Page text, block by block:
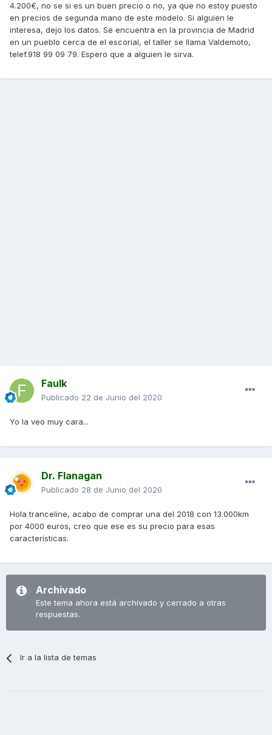
4.200€, no se si es un buen precio o no, ya que no estoy puesto
en precios de segunda mano de este modelo. Si alguien le
interesa, dejo los datos. Se encuentra en la provincia de Madrid
en un pueblo cerca de el escorial, el taller se llama Valdemoto,
telef.918 99 09 79. Espero que a alguien le sirva.
Faulk
Publicado 22 de Junio del 2020
Yo la veo muy cara...
Dr. Flanagan
Publicado 28 de Junio del 2020
Hola tranceline, acabo de comprar una del 2018 con 13.000km
por 4000 euros, creo que ese es su precio para esas
características.
Archivado
Este tema ahora está archivado y cerrado a otras
respuestas.
Ir a la lista de temas